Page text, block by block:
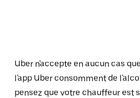
Uber n'accepte en aucun cas
l'app Uber consomment de
pensez que votre chauffeur est